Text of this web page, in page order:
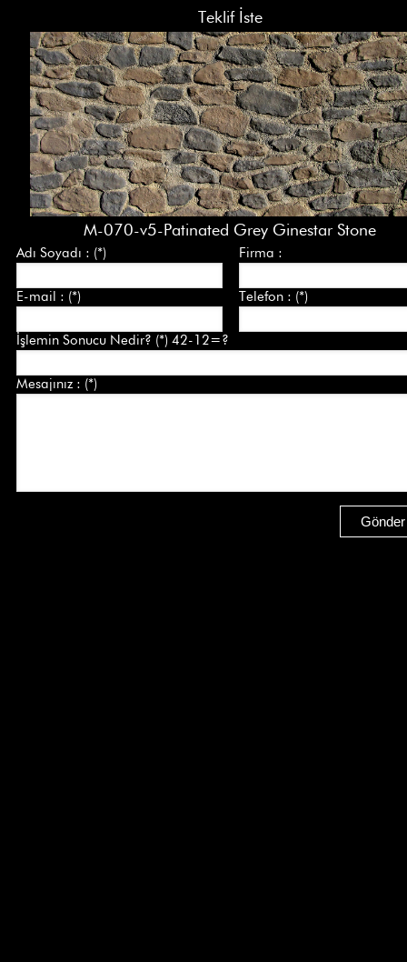
Teklif İste
M-070-v5-Patinated Grey Ginestar Stone
Adı Soyadı : (*) Firma :
E-mail : (*) Telefon : (*)
İşlemin Sonucu Nedir? (*) 42-12=?
Mesajınız : (*)